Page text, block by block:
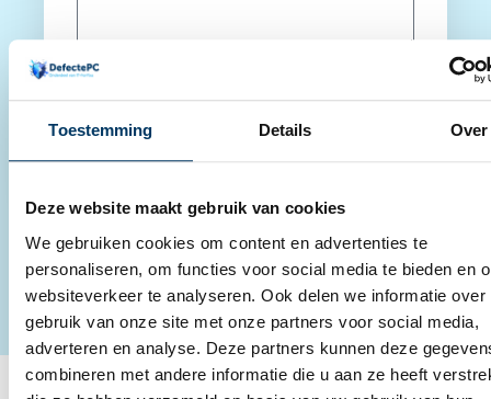
Toestemming Details Over
Deze website maakt gebruik van cookies
We gebruiken cookies om content en advertenties te
personaliseren, om functies voor social media te bieden en
websiteverkeer te analyseren. Ook delen we informatie over
gebruik van onze site met onze partners voor social media,
adverteren en analyse. Deze partners kunnen deze
combineren met andere informatie die u aan ze heeft
Ja, ik ga akkoord met de
policyvoor het invullen van dit
formulier.